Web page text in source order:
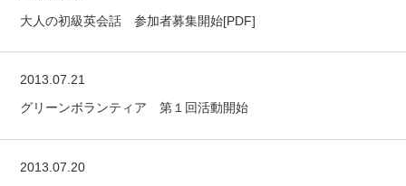
大人の初級英会話 参加者募集開始[PDF]
グリーンボランティア 第１回活動開始
2013.07.21
2013.07.20